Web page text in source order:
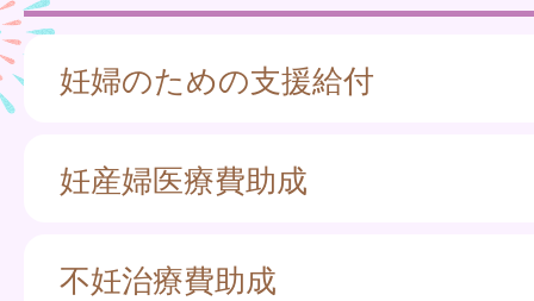
妊婦のための支援給付
妊産婦医療費助成
不妊治療費助成